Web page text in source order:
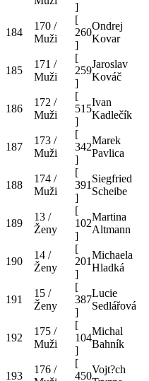
]
184
170 /
Muži
[
260
]
Ondrej
Kovar
185
171 /
Muži
[
259
]
Jaroslav
Kováč
186
172 /
Muži
[
515
]
Ivan
Kadlečík
187
173 /
Muži
[
342
]
Marek
Pavlica
188
174 /
Muži
[
391
]
Siegfried
Scheibe
189
13 /
Ženy
[
102
]
Martina
Altmann
190
14 /
Ženy
[
201
]
Michaela
Hladká
191
15 /
Ženy
[
387
]
Lucie
Sedlářová
192
175 /
Muži
[
104
]
Michal
Bahník
193
176 /
[
450
Vojt?ch